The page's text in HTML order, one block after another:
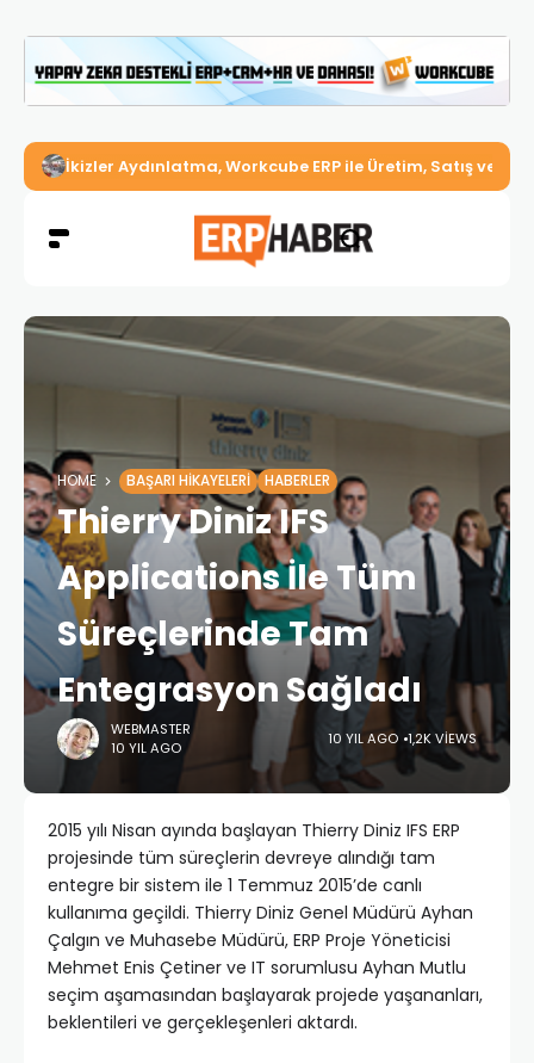
İkizler Aydınlatma, Workcube ERP ile Üretim, Satış ve
HOME BAŞARI HIKAYELERI HABERLER
Thierry Diniz IFS
Applications İle Tüm
Süreçlerinde Tam
Entegrasyon Sağladı
WEBMASTER
10 YIL AGO
10 YIL AGO 1,2K VIEWS
2015 yılı Nisan ayında başlayan Thierry Diniz IFS ERP
projesinde tüm süreçlerin devreye alındığı tam
entegre bir sistem ile 1 Temmuz 2015’de canlı
kullanıma geçildi. Thierry Diniz Genel Müdürü Ayhan
Çalgın ve Muhasebe Müdürü, ERP Proje Yöneticisi
Mehmet Enis Çetiner ve IT sorumlusu Ayhan Mutlu
seçim aşamasından başlayarak projede yaşananları,
beklentileri ve gerçekleşenleri aktardı.